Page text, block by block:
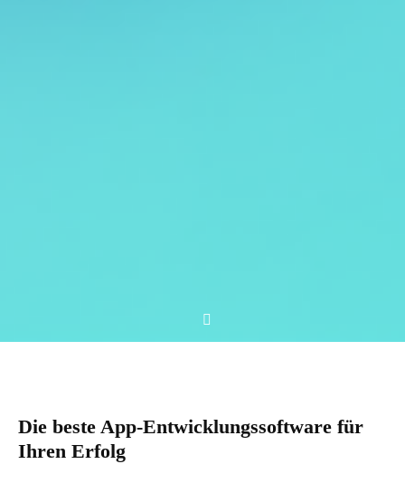
Die beste App-Entwicklungssoftware für
Ihren Erfolg